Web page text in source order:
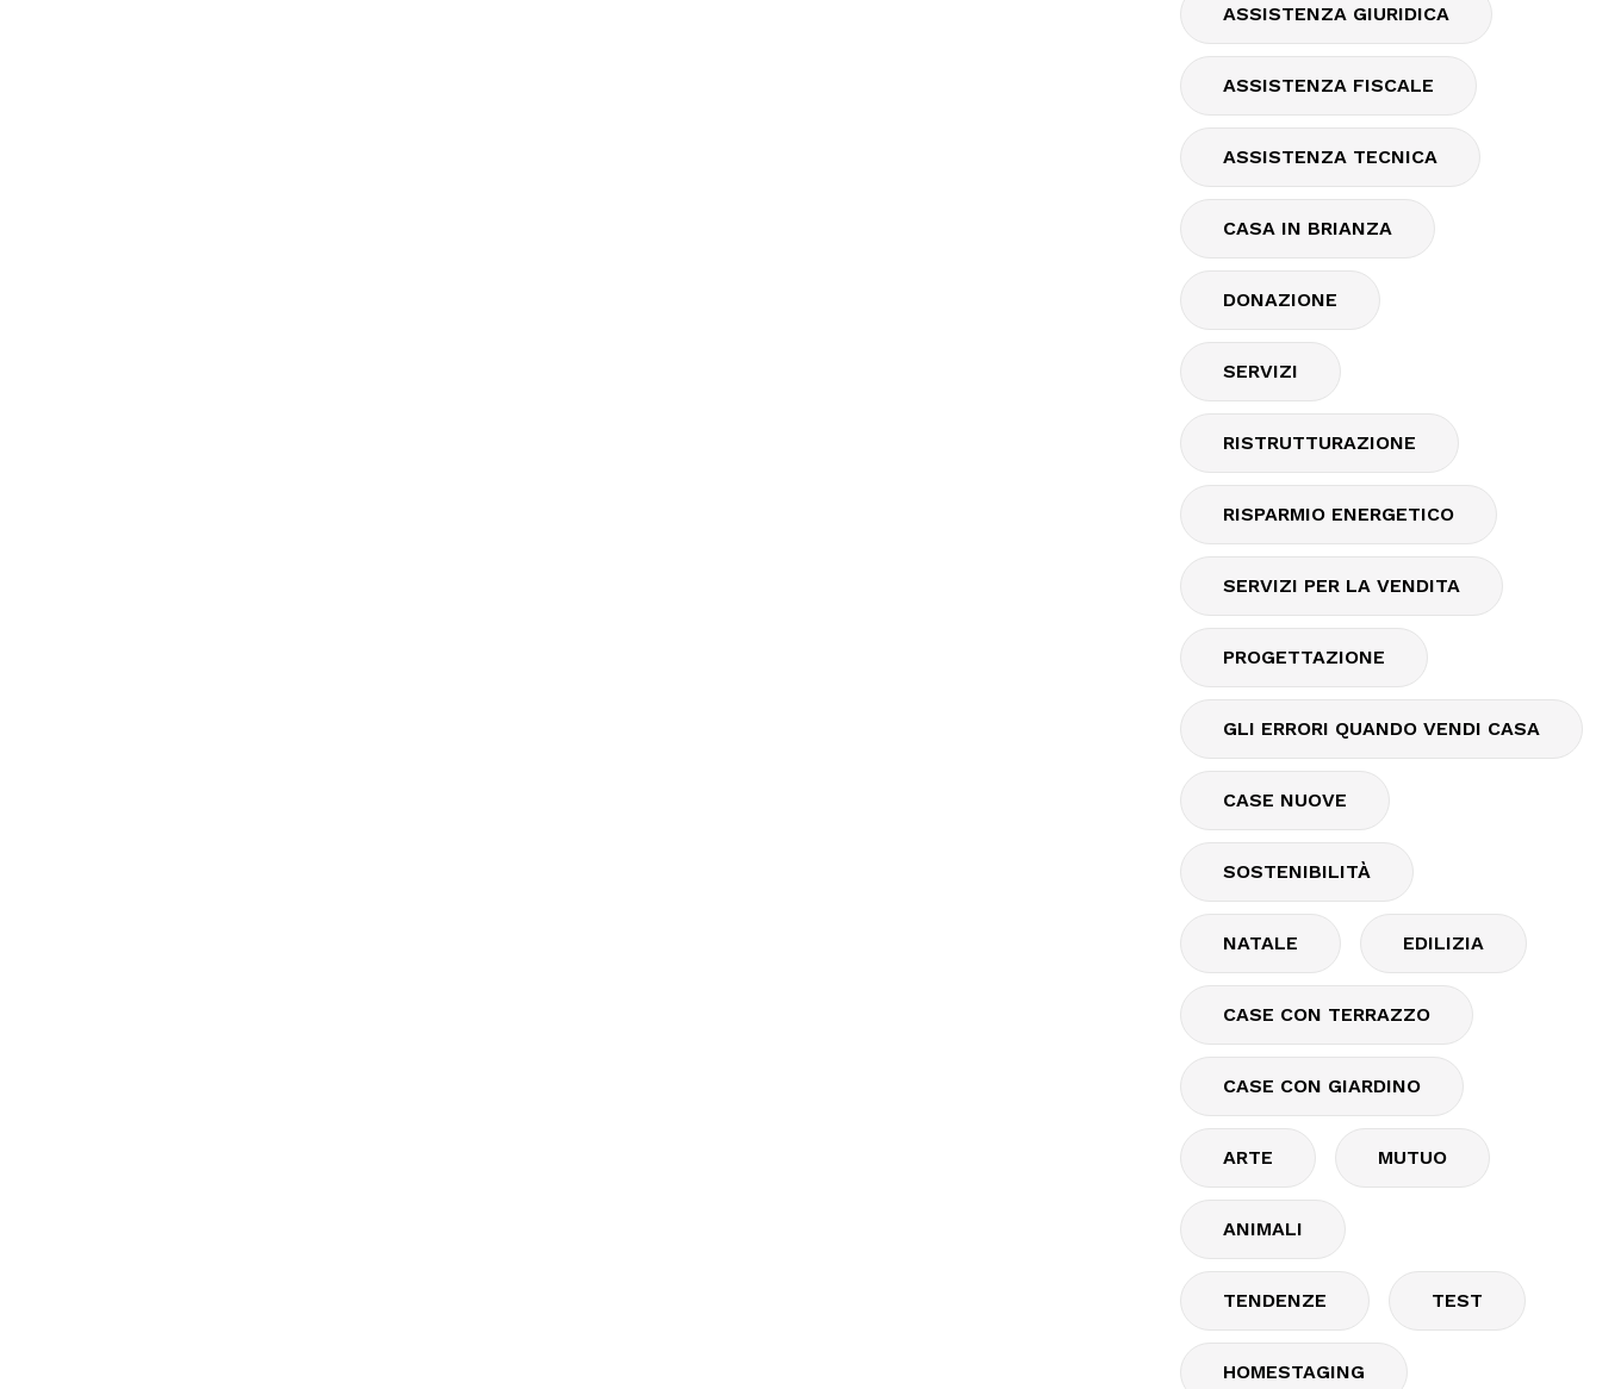
ASSISTENZA GIURIDICA
ASSISTENZA FISCALE
ASSISTENZA TECNICA
CASA IN BRIANZA
DONAZIONE
SERVIZI
RISTRUTTURAZIONE
RISPARMIO ENERGETICO
SERVIZI PER LA VENDITA
PROGETTAZIONE
GLI ERRORI QUANDO VENDI CASA
CASE NUOVE
SOSTENIBILITÀ
NATALE EDILIZIA
CASE CON TERRAZZO
CASE CON GIARDINO
ARTE MUTUO
ANIMALI
TENDENZE TEST
HOMESTAGING